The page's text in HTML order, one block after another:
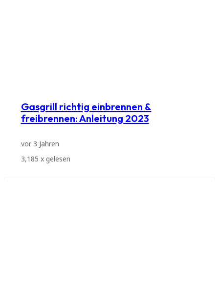
Gasgrill richtig einbrennen &
freibrennen: Anleitung 2023
vor 3 Jahren
3,185 x gelesen